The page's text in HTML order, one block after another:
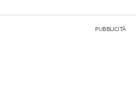
PUBBLICITÀ